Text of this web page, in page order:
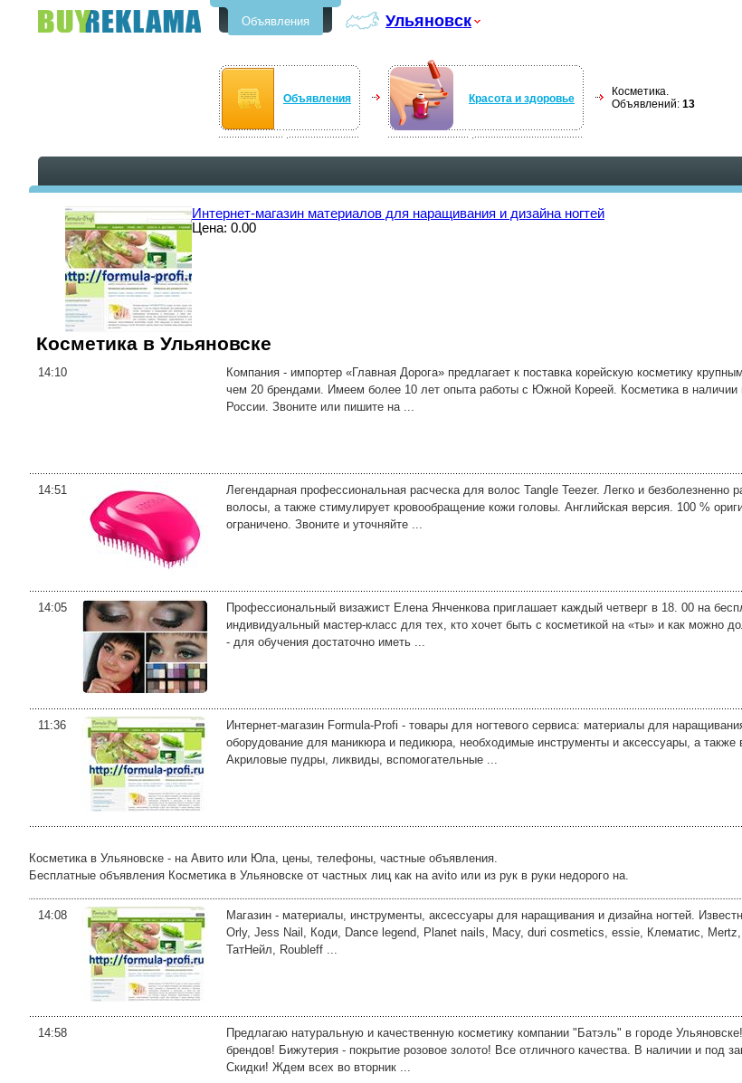
Объявления Ульяновск
Объявления Красота и здоровье
Косметика.
Объявлений: 13
Интернет-магазин материалов для наращивания и дизайна ногтей
Цена: 0.00
Косметика в Ульяновске
14:10
Компания - импортер «Главная Дорога» предлагает к поставка корейскую косметику
чем 20 брендами. Имеем более 10 лет опыта работы с Южной Кореей. Косметика в
России. Звоните или пишите на ...
14:51
Легендарная профессиональная расческа для волос Tangle Teezer. Легко и безболезненно
волосы, а также стимулирует кровообращение кожи головы. Английская версия. 100 %
ограничено. Звоните и уточняйте ...
14:05
Профессиональный визажист Елена Янченкова приглашает каждый четверг в 18. 00 на
индивидуальный мастер-класс для тех, кто хочет быть с косметикой на «ты» и как можно
- для обучения достаточно иметь ...
11:36
Интернет-магазин Formula-Profi - товары для ногтевого сервиса: материалы для
оборудование для маникюра и педикюра, необходимые инструменты и аксессуары, а также
Акриловые пудры, ликвиды, вспомогательные ...
Косметика в Ульяновске - на Авито или Юла, цены, телефоны, частные объявления.
Бесплатные объявления Косметика в Ульяновске от частных лиц как на avito или из рук в руки недорого на.
14:08
Магазин - материалы, инструменты, аксессуары для наращивания и дизайна ногтей.
Orly, Jess Nail, Коди, Dance legend, Planet nails, Macy, duri cosmetics, essie, Клематис,
ТатНейл, Roubleff ...
14:58
Предлагаю натуральную и качественную косметику компании "Батэль" в городе
брендов! Бижутерия - покрытие розовое золото! Все отличного качества. В наличии и под
Скидки! Ждем всех во вторник ...